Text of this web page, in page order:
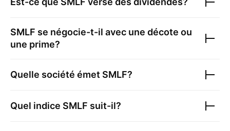
SMLF se négocie-t-il avec une décote ou
une prime?
Quelle société émet SMLF?
Quel indice SMLF suit-il?